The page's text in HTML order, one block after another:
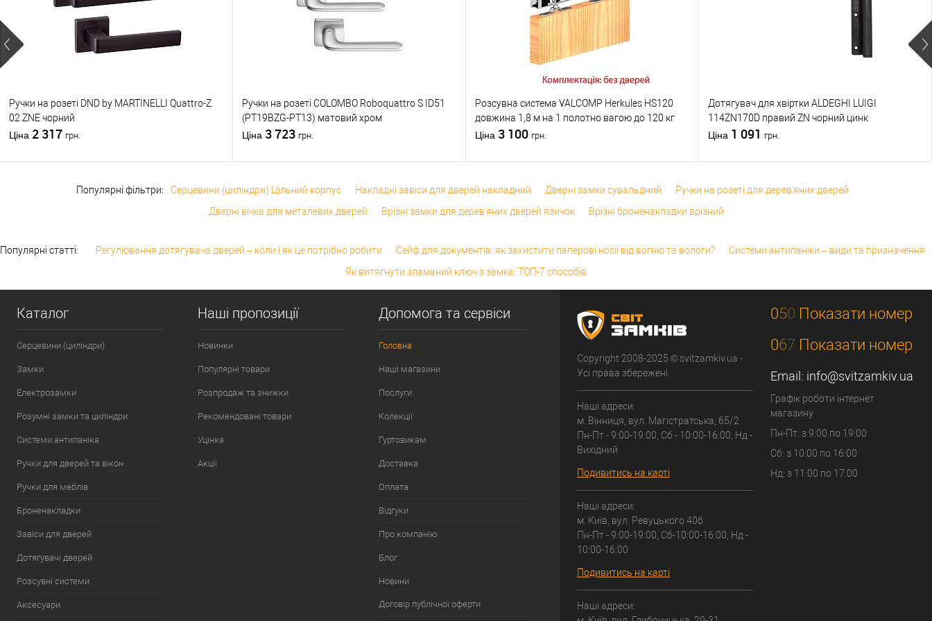
Країна виробник
Статус (гурт)
США
1В наявності
Тип товару
Статус (гурт)
Живлення
Ручки на розеті DND by MARTINELLI Quattro-Z
02 ZNE чорний
Ціна 2 317 грн.
Ручки на розеті COLOMBO Roboquattro S ID51
(PT19BZG-PT13) матовий хром
Ціна 3 723 грн.
Розсувна система VALCOMP Herkules HS120
довжина 1,8 м на 1 полотно вагою до 120 кг
Ціна 3 100 грн.
Дотягувач для хвіртки ALDEGHI LUIGI
114ZN170D правий ZN чорний цинк
Ціна 1 091 грн.
Популярні фільтри: Серцевини (циліндри) Цільний корпус Накладні завіси для дверей накладний Дверні замки сувальдний
Ручки на розеті для дерев'яних дверей
Дверні вічка для металевих дверей
Врізні замки для дерев'яних дверей язичок Врізні броненакладки врізний
Популярні статті: Регулювання дотягувача дверей – коли і як це потрібно робити Сейф для документів: як захистити паперові носії від вогню та вологи?
Системи антипаніки – види та призначення
Як витягнути зламаний ключ з замка: ТОП-7 способів
Каталог
Серцевини (циліндри)
Замки
Електрозамки
Розумні замки та циліндри
Системи антипаніка
Ручки для дверей та вікон
Ручки для меблів
Броненакладки
Завіси для дверей
Дотягувачі дверей
Розсувні системи
Аксесуари
Наші пропозиції
Новинки
Популярні товари
Розпродаж та знижки
Рекомендовані товари
Уцінка
Акції
Допомога та сервіси
Головна
Наші магазини
Послуги
Колекції
Гуртовикам
Доставка
Оплата
Відгуки
Про компанію
Блог
Новини
Договір публічної оферти
Copyright 2008-2025 © svitzamkiv.ua -
Усі права збережені.
Наші адреси:
м. Вінниця, вул. Магістратська, 65/2
Пн-Пт - 9:00-19:00, Сб - 10:00-16:00, Нд -
Вихідний
Подивитись на карті
Наші адреси:
м. Київ, вул. Ревуцького 40б
Пн-Пт - 9:00-19:00, Сб-10:00-16:00, Нд -
10:00-16:00
Подивитись на карті
Наші адреси:
050 Показати номер
067 Показати номер
Email: info@svitzamkiv.ua
Графік роботи інтернет
магазину
Пн-Пт: з 9:00 по 19:00
Сб: з 10:00 по 16:00
Нд: з 11:00 по 17:00